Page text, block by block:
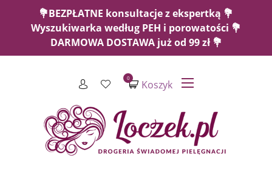
💐BEZPŁATNE konsultacje z ekspertką 💐
Wyszukiwarka według PEH i porowatości 💐
DARMOWA DOSTAWA już od 99 zł 💐
Koszyk
0